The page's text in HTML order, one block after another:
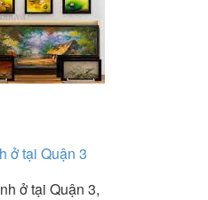
ở tại Quận 3
ở tại Quận 3,